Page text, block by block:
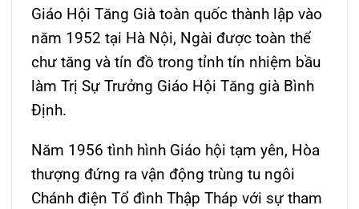
Giáo Hội Tăng Già toàn quốc thành lập vào
năm 1952 tại Hà Nội, Ngài được toàn thể
chư tăng và tín đồ trong tỉnh tín nhiệm bầu
làm Trị Sự Trưởng Giáo Hội Tăng già Bình
Định.
Năm 1956 tình hình Giáo hội tạm yên, Hòa
thượng đứng ra vận động trùng tu ngôi
Chánh điện Tổ đình Thập Tháp với sự tham